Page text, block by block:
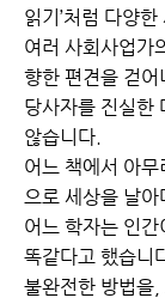
읽기’처럼 다양
여러 사회사업가
향한 편견을 걷
당사자를 진실한
않습니다.
어느 책에서 아
으로 세상을 날
어느 학자는 인
똑같다고 했습니
불완전한 방법을,